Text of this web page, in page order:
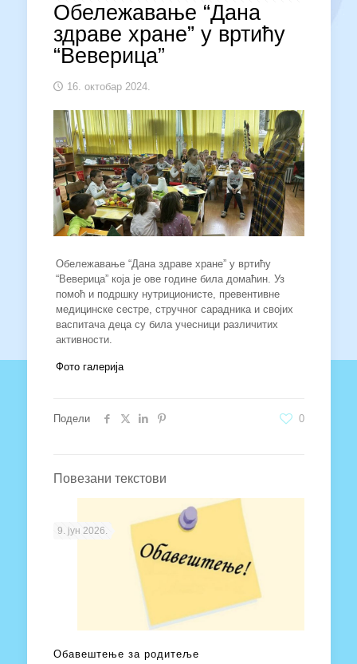
Обележавање “Дана
здраве хране” у вртићу
“Веверица”
16. октобар 2024.
Обележавање “Дана здраве хране” у вртићу
“Веверица” која је ове године била домаћин. Уз
помоћ и подршку нутриционисте, превентивне
медицинске сестре, стручног сарадника и својих
васпитача деца су била учесници различитих
активности.
Фото галерија
Подели 0
Повезани текстови
9. јун 2026.
Обавештење за родитеље